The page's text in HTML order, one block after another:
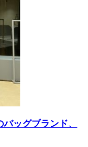
ッグブランド、